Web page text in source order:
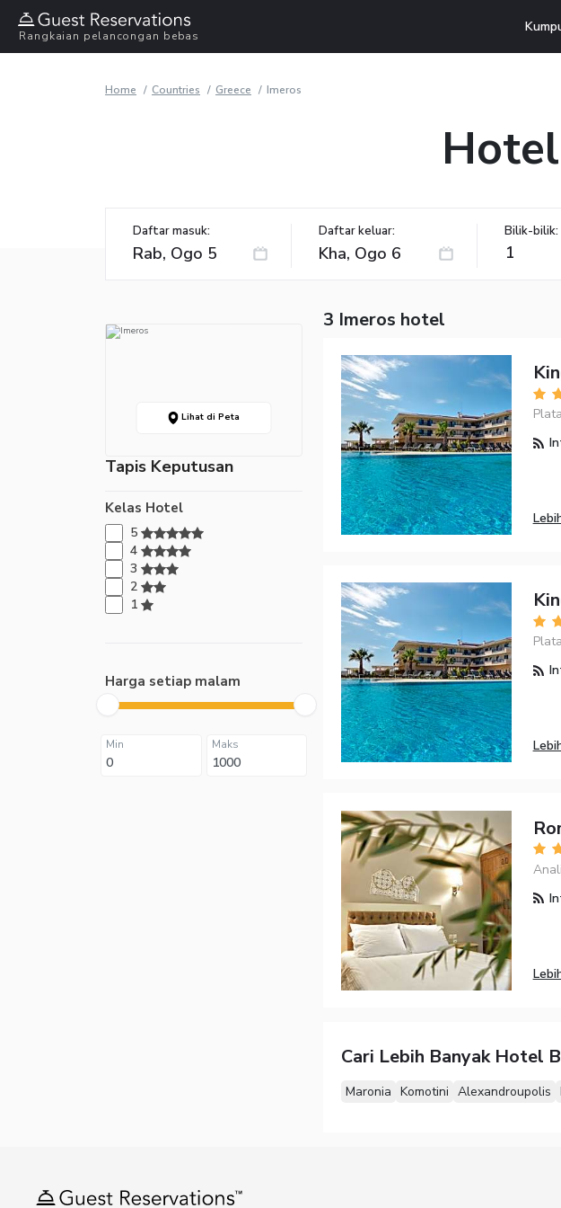
Rangkaian pelancongan bebas
Home Countries Greece Imeros
Daftar masuk: Daftar keluar: Bilik-bilik:
1
Lihat di Peta
Tapis Keputusan
Kelas Hotel
5
4
3
2
1
Harga setiap malam
Min Maks
3 Imeros hotel
Cari Lebih Banyak Hotel
Maronia Komotini Alexandroupolis